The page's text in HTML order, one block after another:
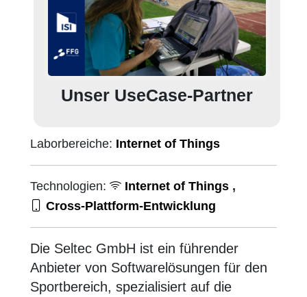
Unser UseCase-Partner
Laborbereiche: Internet of Things
Technologien: Internet of Things ,
Cross-Plattform-Entwicklung
Die Seltec GmbH ist ein führender
Anbieter von Softwarelösungen für den
Sportbereich, spezialisiert auf die